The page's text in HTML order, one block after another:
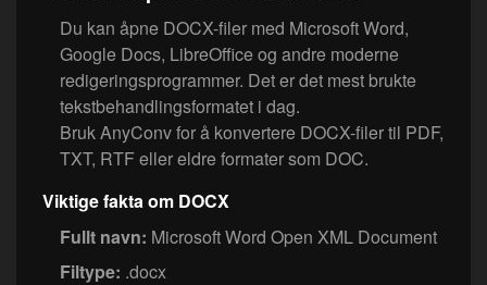
Du kan åpne DOCX-filer med Microsoft Word,
Google Docs, LibreOffice og andre moderne
redigeringsprogrammer. Det er det mest brukte
tekstbehandlingsformatet i dag.
Bruk AnyConv for å konvertere DOCX-filer til PDF,
TXT, RTF eller eldre formater som DOC.
Viktige fakta om DOCX
Fullt navn: Microsoft Word Open XML Document
Filtype: .docx